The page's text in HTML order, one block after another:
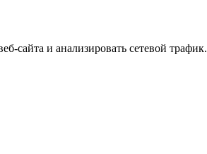
сайта и анализировать сетевой трафик.